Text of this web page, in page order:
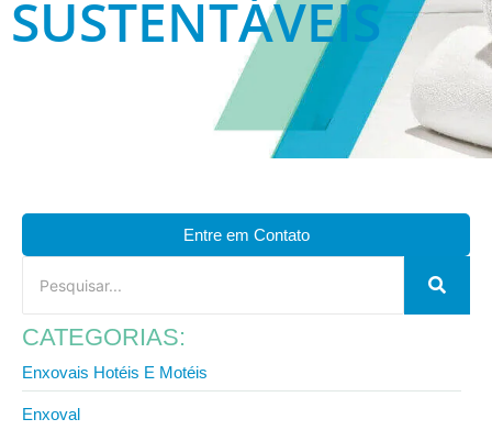
SUSTENTÁVEIS
Entre em Contato
CATEGORIAS:
Enxovais Hotéis E Motéis
Enxoval